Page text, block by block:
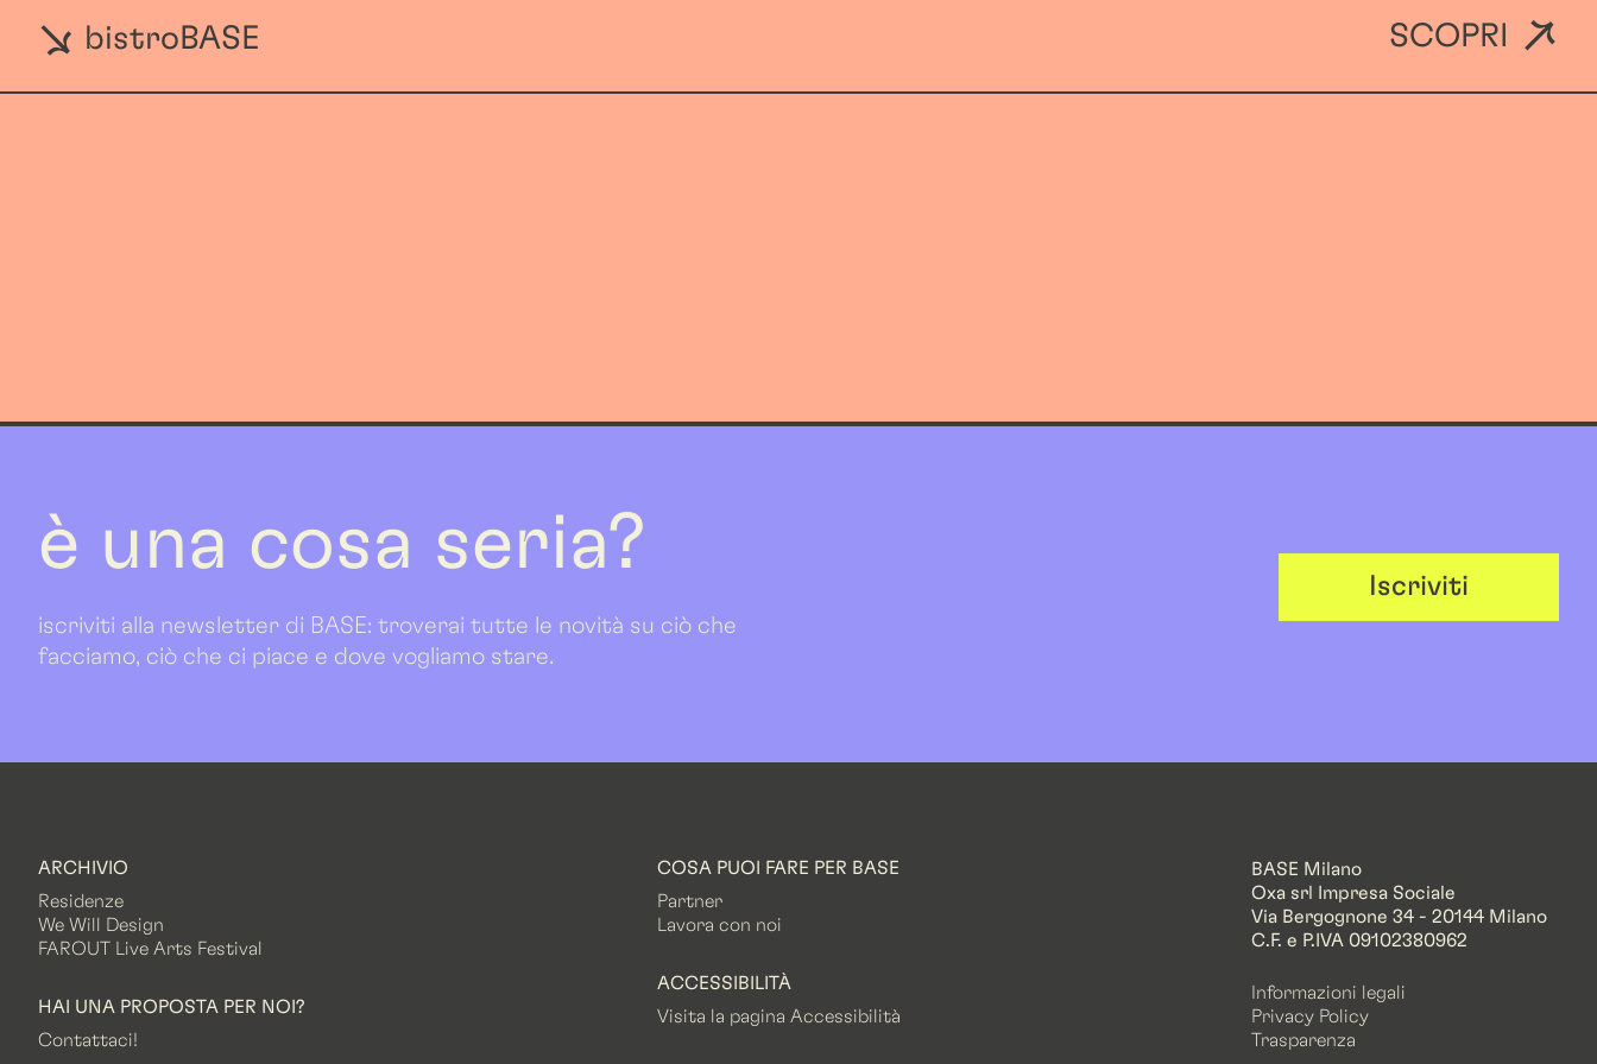
bistroBASE SCOPRI
è una cosa seria?
iscriviti alla newsletter di BASE: troverai tutte le novità su ciò che
facciamo, ciò che ci piace e dove vogliamo stare.
Iscriviti
ARCHIVIO
Residenze
We Will Design
FAROUT Live Arts Festival
HAI UNA PROPOSTA PER NOI?
Contattaci!
COSA PUOI FARE PER BASE
Partner
Lavora con noi
ACCESSIBILITÀ
Visita la pagina Accessibilità
BASE Milano
Oxa srl Impresa Sociale
Via Bergognone 34 - 20144 Milano
C.F. e P.IVA 09102380962
Informazioni legali
Privacy Policy
Trasparenza